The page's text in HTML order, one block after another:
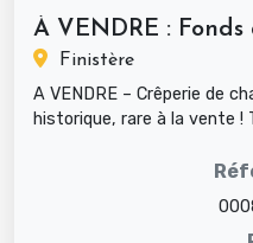
Finistère
A VENDRE – Crêperie de
historique, rare à la vente !